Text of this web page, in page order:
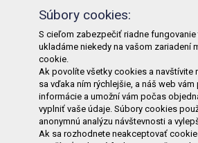
O spoločnosti
Kontakt
Odstúpenie od zmluvy online
KONTAKT
TURON GASTRO s.r.o.
Starohorského 4328/3
031 01 Liptovský Mikuláš
Súbory cookies:
S cieľom zabezpečiť riadne
ukladáme niekedy na vašom zariadení
cookie.
Ak povolíte všetky cookies a navštívite
sa vďaka ním rýchlejšie, a náš web
informácie a umožní vám počas
vyplniť vaše údaje. Súbory cookies
anonymnú analýzu návštevnosti a
Ak sa rozhodnete neakceptovať